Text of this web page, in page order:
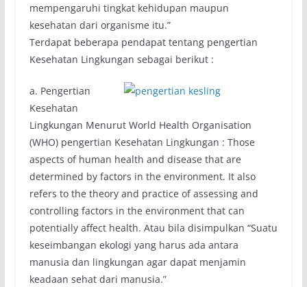
mempengaruhi tingkat kehidupan maupun
kesehatan dari organisme itu.”
Terdapat beberapa pendapat tentang pengertian
Kesehatan Lingkungan sebagai berikut :
a. Pengertian
Kesehatan
Lingkungan Menurut World Health Organisation
(WHO) pengertian Kesehatan Lingkungan : Those
aspects of human health and disease that are
determined by factors in the environment. It also
refers to the theory and practice of assessing and
controlling factors in the environment that can
potentially affect health. Atau bila disimpulkan “Suatu
keseimbangan ekologi yang harus ada antara
manusia dan lingkungan agar dapat menjamin
keadaan sehat dari manusia.”